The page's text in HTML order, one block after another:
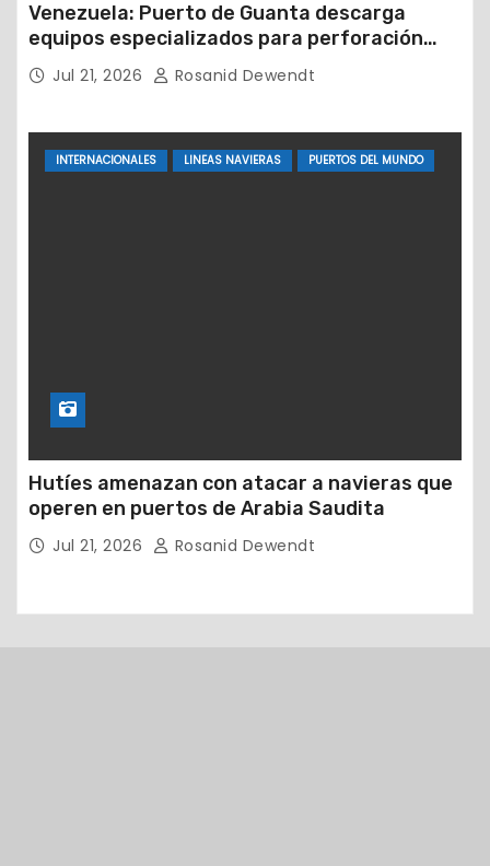
Venezuela: Puerto de Guanta descarga
equipos especializados para perforación
petrolera
Jul 21, 2026 Rosanid Dewendt
INTERNACIONALES LINEAS NAVIERAS PUERTOS DEL MUNDO
Hutíes amenazan con atacar a navieras que
operen en puertos de Arabia Saudita
Jul 21, 2026 Rosanid Dewendt